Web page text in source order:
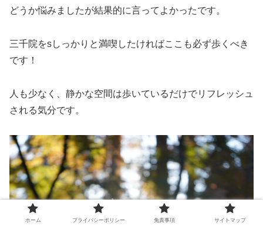
どうか悩みましたが結果的に言ってよかったです。
三千院をsしっかりと満喫したければここも必ず歩くべき
です！
人も少なく、静かな空間は歩いているだけでリフレッシュ
される気分です。
ホーム プライバシーポリシー 免責事項 サイトマップ